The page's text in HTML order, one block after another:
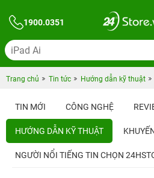
1900.0351
Trang chủ Tin tức Hướng dẫn kỹ thuật
TIN MỚI CÔNG NGHỆ
HƯỚNG DẪN KỸ THUẬT
NGƯỜI NỔI TIẾNG TIN CHỌN